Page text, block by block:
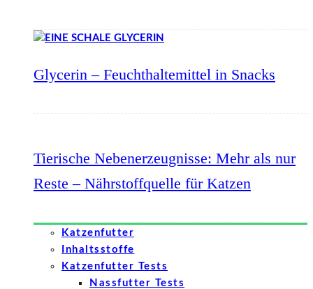
Glycerin – Feuchthaltemittel in Snacks
Tierische Nebenerzeugnisse: Mehr als nur
Reste – Nährstoffquelle für Katzen
Katzenfutter
Inhaltsstoffe
Katzenfutter Tests
Nassfutter Tests